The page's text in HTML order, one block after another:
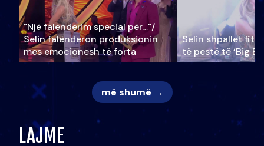
"Një falenderim special për…"/
Selin falënderon produksionin
mes emocionesh të forta
Selin shpallet
të pestë të ‘Big
më shumë →
LAJME